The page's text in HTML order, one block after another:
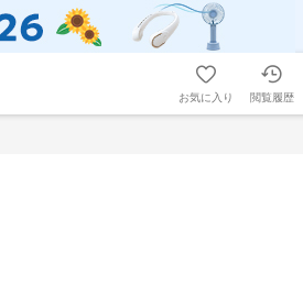
お気に入り 閲覧履歴